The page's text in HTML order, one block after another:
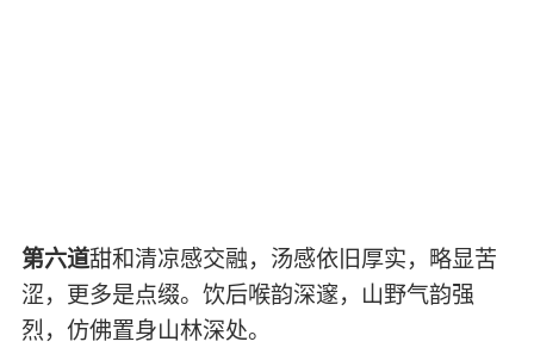
第六道甜和清凉感交融，汤感依旧厚实，略显苦
涩，更多是点缀。饮后喉韵深邃，山野气韵强
烈，仿佛置身山林深处。